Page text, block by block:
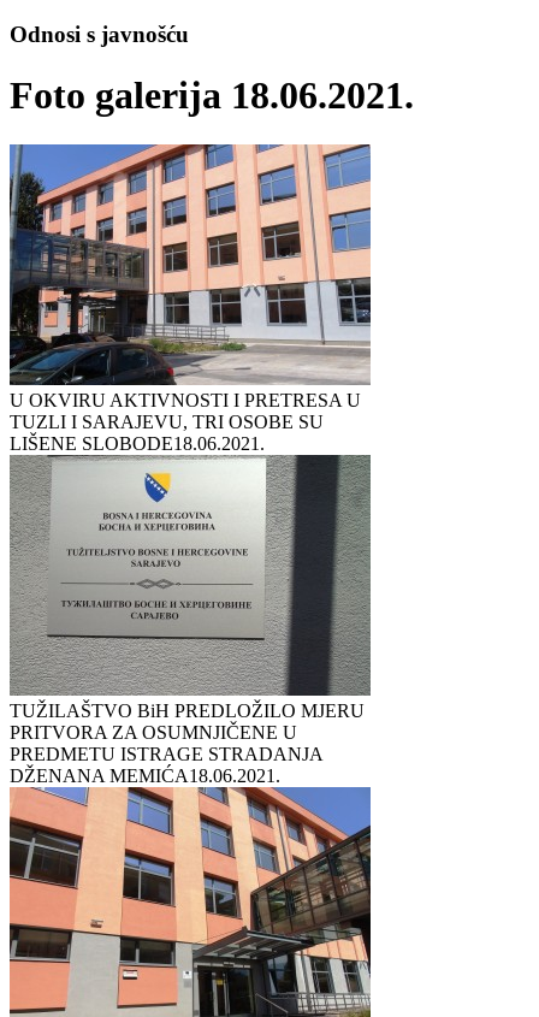
Odnosi s javnošću
Foto galerija 18.06.2021.
U OKVIRU AKTIVNOSTI I PRETRESA U
TUZLI I SARAJEVU, TRI OSOBE SU
LIŠENE SLOBODE18.06.2021.
TUŽILAŠTVO BiH PREDLOŽILO MJERU
PRITVORA ZA OSUMNJIČENE U
PREDMETU ISTRAGE STRADANJA
DŽENANA MEMIĆA18.06.2021.